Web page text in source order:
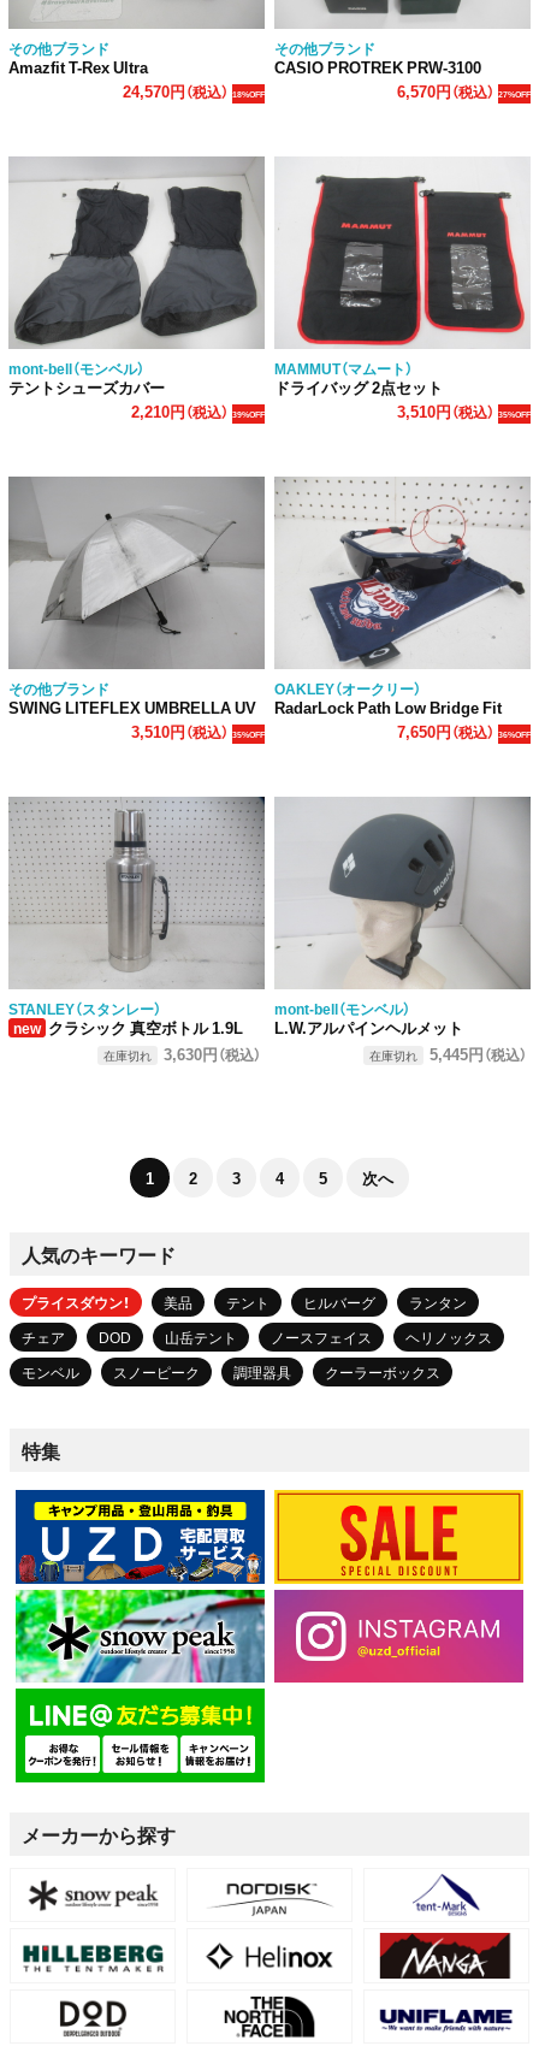
その他ブランド
Amazfit T-Rex Ultra
24,570円（税込） 18%OFF
その他ブランド
CASIO PROTREK PRW-3100
6,570円（税込） 27%OFF
mont-bell（モンベル）
テントシューズカバー
2,210円（税込） 39%OFF
MAMMUT（マムート）
ドライバッグ 2点セット
3,510円（税込） 35%OFF
その他ブランド
SWING LITEFLEX UMBRELLA UV
3,510円（税込） 35%OFF
OAKLEY（オークリー）
RadarLock Path Low Bridge Fit
7,650円（税込） 36%OFF
STANLEY（スタンレー）
new クラシック 真空ボトル 1.9L
在庫切れ 3,630円（税込）
mont-bell（モンベル）
L.W.アルパインヘルメット
在庫切れ 5,445円（税込）
1 2 3 4 5 次へ
人気のキーワード
プライスダウン！ 美品 テント ヒルバーグ
ランタン
チェア
DOD 山岳テント ノースフェイス
ヘリノックス
モンベル
スノーピーク 調理器具 クーラーボックス
特集
メーカーから探す